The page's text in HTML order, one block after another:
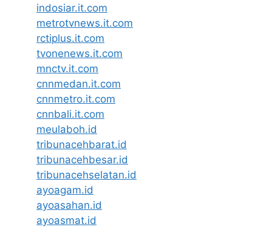
indosiar.it.com
metrotvnews.it.com
rctiplus.it.com
tvonenews.it.com
mnctv.it.com
cnnmedan.it.com
cnnmetro.it.com
cnnbali.it.com
meulaboh.id
tribunacehbarat.id
tribunacehbesar.id
tribunacehselatan.id
ayoagam.id
ayoasahan.id
ayoasmat.id